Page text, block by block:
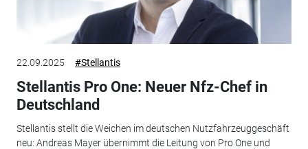
22.09.2025 #Stellantis
Stellantis Pro One: Neuer Nfz-Chef in
Deutschland
Stellantis stellt die Weichen im deutschen Nutzfahrzeuggeschäft
neu: Andreas Mayer übernimmt die Leitung von Pro One und